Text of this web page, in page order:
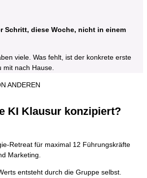
Schritt, diese Woche, nicht in einem
viele. Was fehlt, ist der konkrete erste
nach Hause.
ANDEREN
KI Klausur konzipiert?
Retreat für maximal 12 Führungskräfte
Marketing.
entsteht durch die Gruppe selbst.